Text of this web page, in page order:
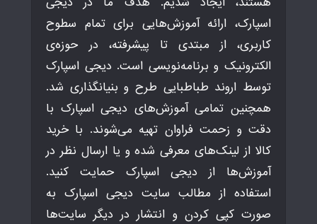
اسپارک، ارائه آموزش‌هایی برای تمام سطوح
کاربری، از مبتدی تا پیشرفته، در حوزه‌ی
الکترونیک و برنامه‌نویسی است. دیجی اسپارک
توسط اروند طباطبایی طرح و بنیانگذاری شد.
همچنین تمامی آموزش‌های دیجی اسپارک با
دقت و زحمت فراوان تهیه می‌شوند. با خرید
کالا از لینک‌های معرفی شده و یا ارسال نظر در
آموزش‌ها از دیجی اسپارک حمایت کنید.
استفاده از مطالب سایت دیجی اسپارک به
صورت کپی کردن و انتشار در دیگر سایت‌ها